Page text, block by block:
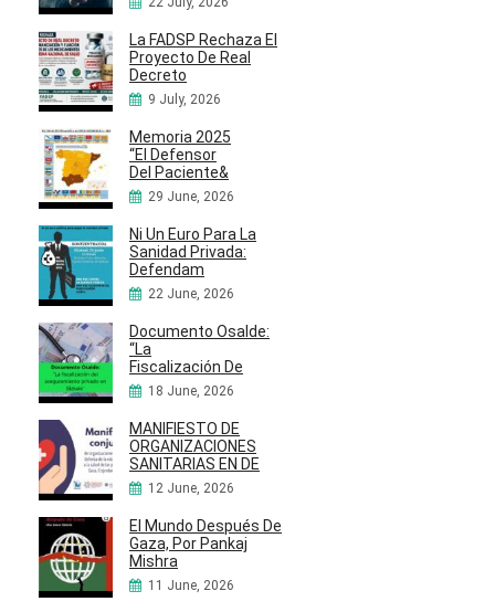
La FADSP Rechaza El
Proyecto De Real
Decreto
9 July, 2026
Memoria 2025
“El Defensor
Del Paciente&
29 June, 2026
Ni Un Euro Para La
Sanidad Privada:
Defendam
22 June, 2026
Documento Osalde:
“La
Fiscalización De
18 June, 2026
MANIFIESTO DE
ORGANIZACIONES
SANITARIAS EN DE
12 June, 2026
El Mundo Después De
Gaza, Por Pankaj
Mishra
11 June, 2026